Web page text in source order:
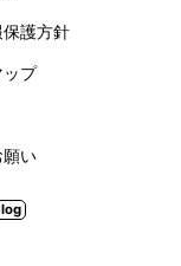
護方針
プ
い